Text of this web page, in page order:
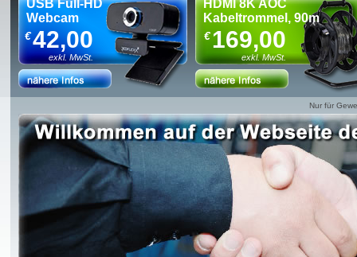
USB Full-HD
Webcam
42,00
€
exkl. MwSt.
HDMI 8K AOC
Kabeltrommel, 90m
169,00
€
exkl. MwSt.
Nur für